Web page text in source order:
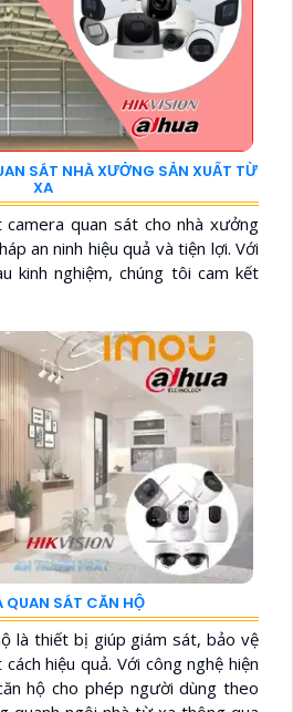
SÁT NHÀ XƯỞNG SẢN XUẤT TỪ
XA
quan sát cho nhà xưởng
an ninh hiệu quả và tiện lợi. Với
kinh nghiệm, chúng tôi cam kết
QUAN SÁT CĂN HỘ
là thiết bị giúp giám sát, bảo vệ
hiệu quả. Với công nghệ hiện
hộ cho phép người dùng theo